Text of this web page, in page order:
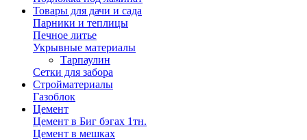
Товары для дачи и сада
Парники и теплицы
Печное литье
Укрывные материалы
Тарпаулин
Сетки для забора
Стройматериалы
Газоблок
Цемент
Цемент в Биг бэгах 1тн.
Цемент в мешках